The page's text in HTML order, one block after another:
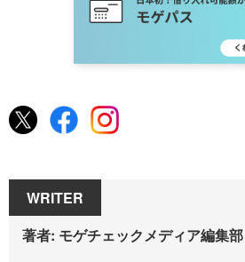
WRITER
著者: モゲチェックメディア編集部